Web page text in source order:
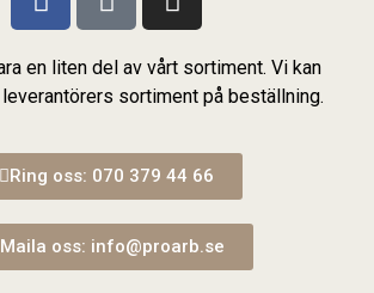
en liten del av vårt sortiment. Vi kan
leverantörers sortiment på beställning.
Ring oss: 070 379 44 66
Maila oss: info@proarb.se